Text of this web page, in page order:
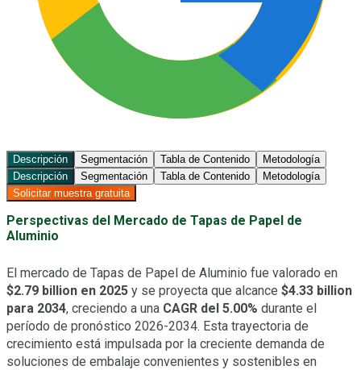
Descripción Segmentación Tabla de Contenido
Metodología
Descripción
Segmentación Tabla de Contenido
Metodología
Solicitar muestra gratuita
Perspectivas del Mercado de Tapas de Papel de
Aluminio
El mercado de Tapas de Papel de Aluminio fue valorado en
$2.79 billion en 2025 y se proyecta que alcance $4.33 billion
para 2034, creciendo a una CAGR del 5.00% durante el
período de pronóstico 2026-2034. Esta trayectoria de
crecimiento está impulsada por la creciente demanda de
soluciones de embalaje convenientes y sostenibles en